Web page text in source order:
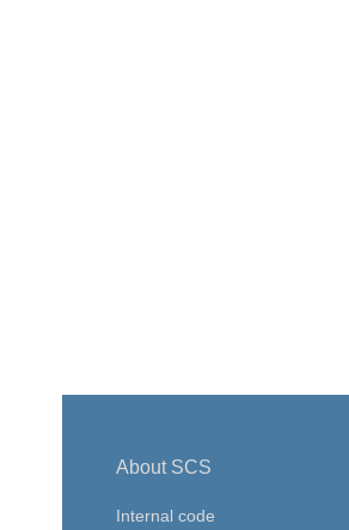
About SCS
Internal code